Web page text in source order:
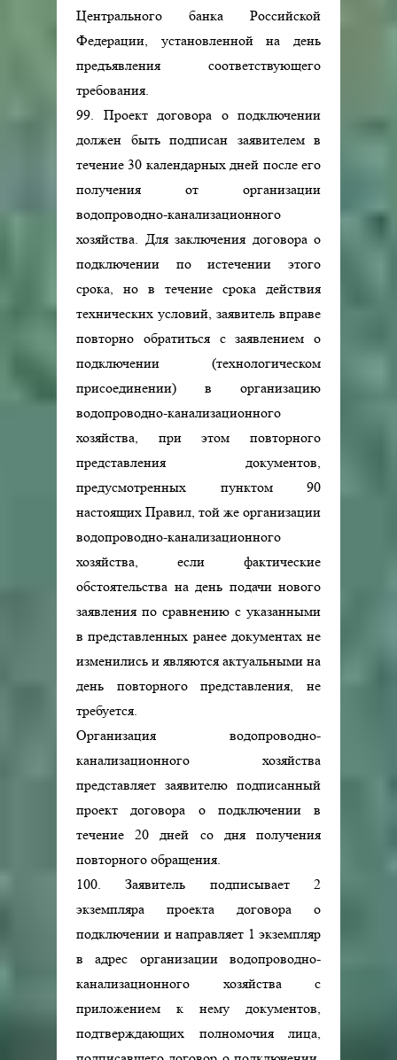
Центрального банка Российской
Федерации, установленной на день
предъявления соответствующего
требования.
99. Проект договора о подключении
должен быть подписан заявителем в
течение 30 календарных дней после его
получения от организации
водопроводно-канализационного
хозяйства. Для заключения договора о
подключении по истечении этого
срока, но в течение срока действия
технических условий, заявитель вправе
повторно обратиться с заявлением о
подключении (технологическом
присоединении) в организацию
водопроводно-канализационного
хозяйства, при этом повторного
представления документов,
предусмотренных пунктом 90
настоящих Правил, той же организации
водопроводно-канализационного
хозяйства, если фактические
обстоятельства на день подачи нового
заявления по сравнению с указанными
в представленных ранее документах не
изменились и являются актуальными на
день повторного представления, не
требуется.
Организация водопроводно-
канализационного хозяйства
представляет заявителю подписанный
проект договора о подключении в
течение 20 дней со дня получения
повторного обращения.
100. Заявитель подписывает 2
экземпляра проекта договора о
подключении и направляет 1 экземпляр
в адрес организации водопроводно-
канализационного хозяйства с
приложением к нему документов,
подтверждающих полномочия лица,